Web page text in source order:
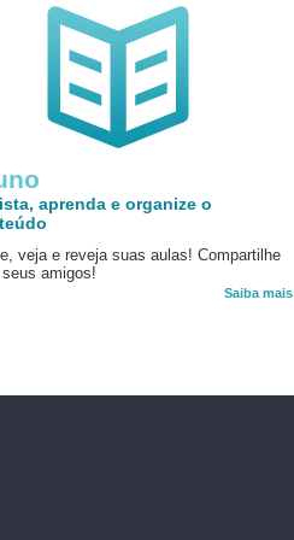
aprenda e organize o
veja e reveja suas aulas! Compartilhe
amigos!
Saiba mais